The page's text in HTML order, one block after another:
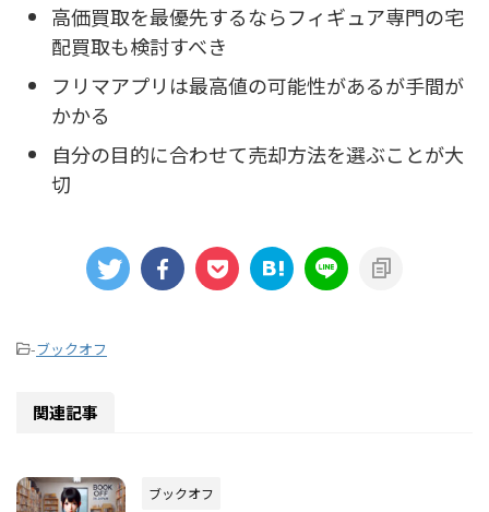
高価買取を最優先するならフィギュア専門の宅
配買取も検討すべき
フリマアプリは最高値の可能性があるが手間が
かかる
自分の目的に合わせて売却方法を選ぶことが大
切
-ブックオフ
関連記事
ブックオフ